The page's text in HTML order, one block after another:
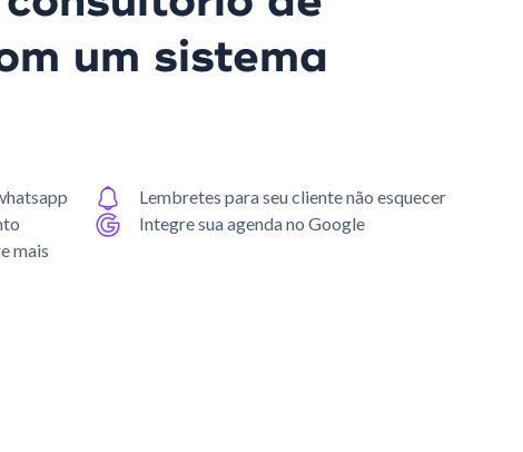
um sistema
Lembretes para seu cliente não esquecer
Integre sua agenda no Google
mais